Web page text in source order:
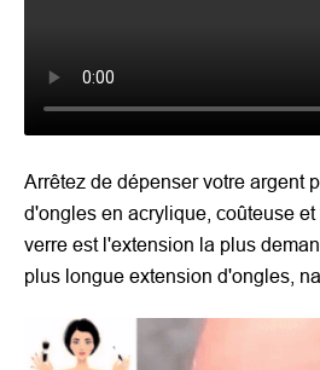
Arrêtez de dépenser votre argent
d'ongles en acrylique, coûteuse
verre est l'extension la plus
plus longue extension d'ongles,